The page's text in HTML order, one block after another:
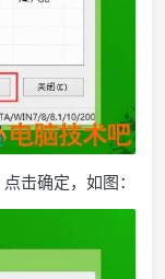
击确定，如图：